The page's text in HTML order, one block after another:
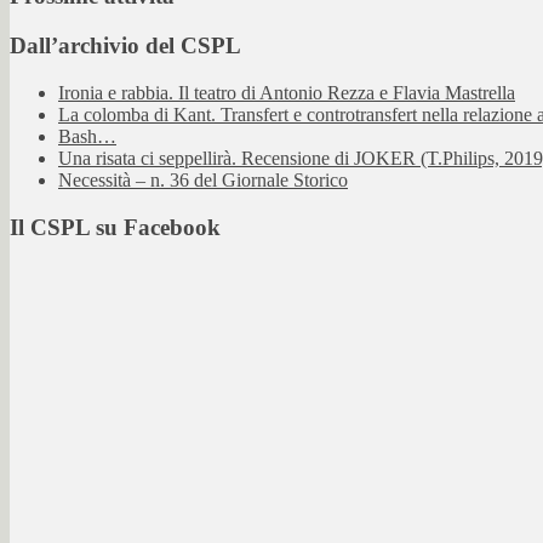
Dall’archivio del CSPL
Ironia e rabbia. Il teatro di Antonio Rezza e Flavia Mastrella
La colomba di Kant. Transfert e controtransfert nella relazione
Bash…
Una risata ci seppellirà. Recensione di JOKER (T.Philips,
Necessità – n. 36 del Giornale Storico
Il CSPL su Facebook